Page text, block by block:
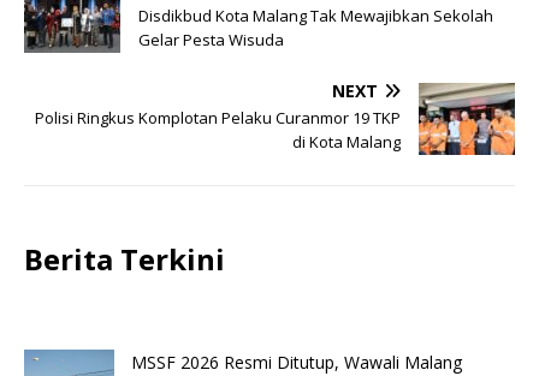
Disdikbud Kota Malang Tak Mewajibkan Sekolah
Gelar Pesta Wisuda
NEXT
Polisi Ringkus Komplotan Pelaku Curanmor 19 TKP
di Kota Malang
Berita Terkini
MSSF 2026 Resmi Ditutup, Wawali Malang